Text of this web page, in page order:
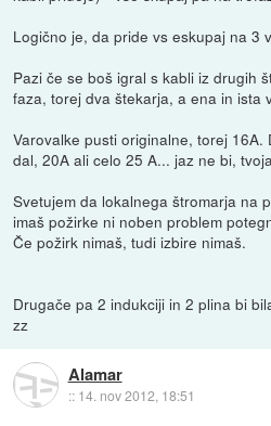
Logično je, da pride vs eskupaj na 3
Pazi če se boš igral s kabli iz drugih
faza, torej dva štekarja, a ena in ista
Varovalke pusti originalne, torej
dal, 20A ali celo 25 A... jaz ne bi,
Svetujem da lokalnega štromarja na
imaš požirke ni noben problem
Če požirk nimaš, tudi izbire nimaš.
Drugače pa 2 indukciji in 2 plina bi
zz
Alamar
:: 14. nov 2012, 18:51